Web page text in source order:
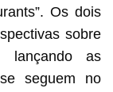
Os dois
sobre
lançando as
seguem no